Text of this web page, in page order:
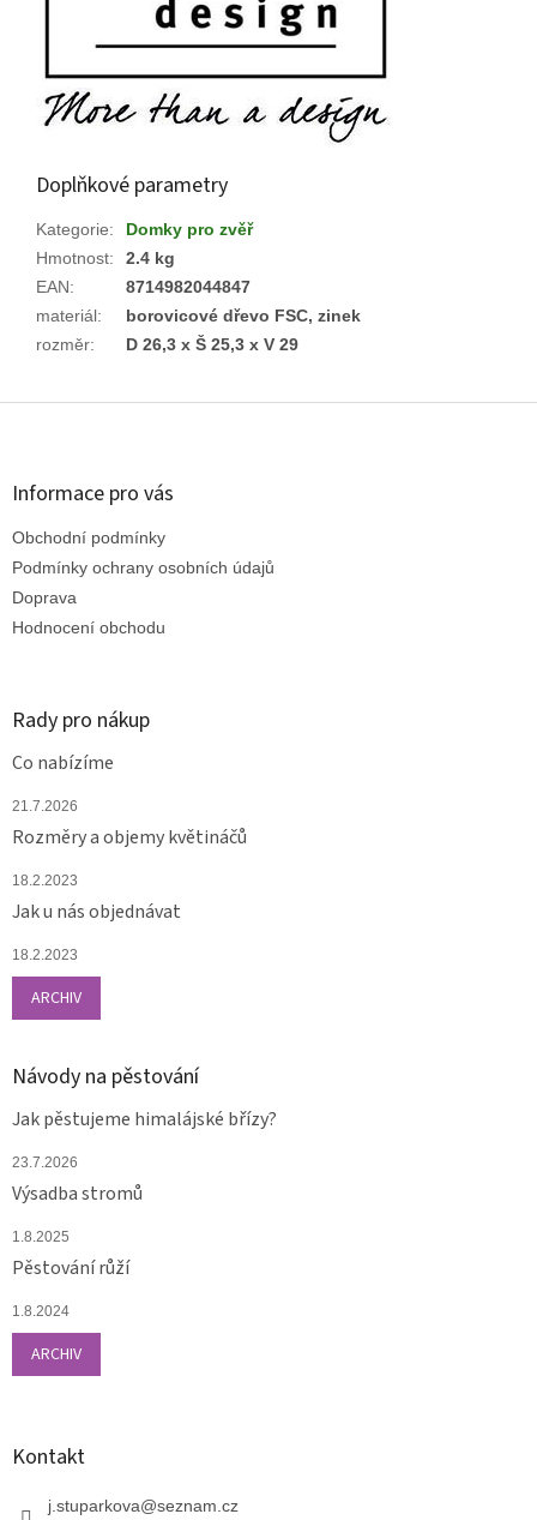
Doplňkové parametry
Kategorie:
Domky pro zvěř
Hmotnost:
2.4 kg
EAN:
8714982044847
materiál:
borovicové dřevo FSC, zinek
rozměr: D 26,3 x Š 25,3 x V 29
Z
Informace pro vás
Obchodní podmínky
Podmínky ochrany osobních údajů
Doprava
Hodnocení obchodu
Rady pro nákup
Co nabízíme
21.7.2026
Rozměry a objemy květináčů
18.2.2023
Jak u nás objednávat
18.2.2023
ARCHIV
Návody na pěstování
Jak pěstujeme himalájské břízy?
23.7.2026
Výsadba stromů
1.8.2025
Pěstování růží
1.8.2024
ARCHIV
Kontakt
j.stuparkova@seznam.cz